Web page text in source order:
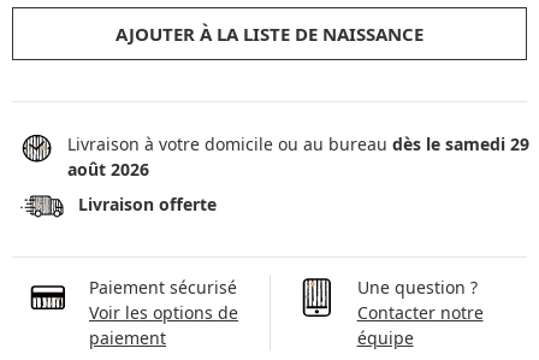
AJOUTER À LA LISTE DE NAISSANCE
Livraison à votre domicile ou au bureau dès le samedi 29
août 2026
Livraison offerte
Paiement sécurisé
Voir les options de
paiement
Une question ?
Contacter notre
équipe